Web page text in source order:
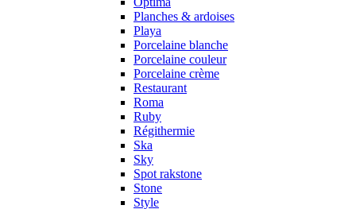
Planches & ardoises
Playa
Porcelaine blanche
Porcelaine couleur
Porcelaine crème
Restaurant
Roma
Ruby
Régithermie
Ska
Sky
Spot rakstone
Stone
Style